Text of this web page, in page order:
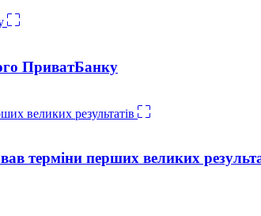
ПриватБанку
терміни перших великих